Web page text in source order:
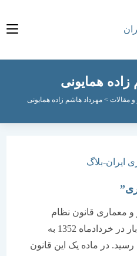
همایونی
>مهرداد هاشم زاده همایونی
قانون نظام
معماری و ساختمانی اولین بار در خردادماه 1352 به
ماده یک این قانون